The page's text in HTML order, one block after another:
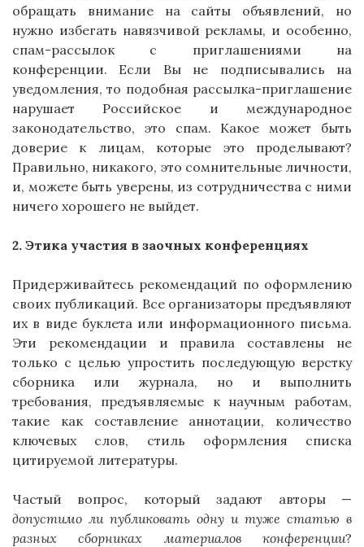
обращать внимание на сайты объявлений, но
нужно избегать навязчивой рекламы, и особенно,
спам-рассылок с приглашениями на
конференции. Если Вы не подписывались на
уведомления, то подобная рассылка-приглашение
нарушает Российское и международное
законодательство, это спам. Какое может быть
доверие к лицам, которые это проделывают?
Правильно, никакого, это сомнительные личности,
и, можете быть уверены, из сотрудничества с ними
ничего хорошего не выйдет.
2. Этика участия в заочных конференциях
Придерживайтесь рекомендаций по оформлению
своих публикаций. Все организаторы предъявляют
их в виде буклета или информационного письма.
Эти рекомендации и правила составлены не
только с целью упростить последующую верстку
сборника или журнала, но и выполнить
требования, предъявляемые к научным работам,
такие как составление аннотации, количество
ключевых слов, стиль оформления списка
цитируемой литературы.
Частый вопрос, который задают авторы —
допустимо ли публиковать одну и туже статью в
разных сборниках материалов конференции?